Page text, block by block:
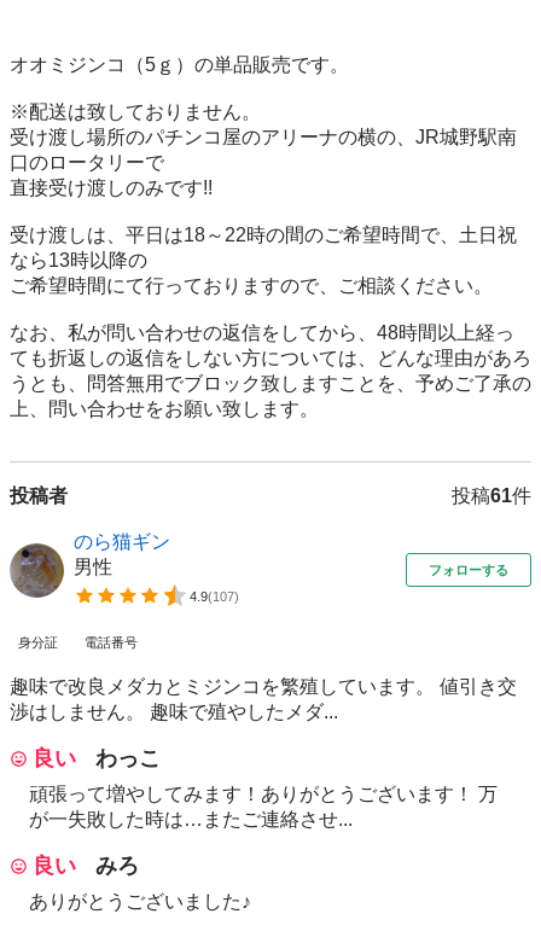
オオミジンコ（5ｇ）の単品販売です。
※配送は致しておりません。
受け渡し場所のパチンコ屋のアリーナの横の、JR城野駅南
口のロータリーで
直接受け渡しのみです!!
受け渡しは、平日は18～22時の間のご希望時間で、土日祝
なら13時以降の
ご希望時間にて行っておりますので、ご相談ください。
なお、私が問い合わせの返信をしてから、48時間以上経っ
ても折返しの返信をしない方については、どんな理由があろ
うとも、問答無用でブロック致しますことを、予めご了承の
上、問い合わせをお願い致します。
投稿者 投稿61件
のら猫ギン
男性
4.9(107)
フォローする
身分証 電話番号
趣味で改良メダカとミジンコを繁殖しています。 値引き交
渉はしません。 趣味で殖やしたメダ...
良い わっこ
頑張って増やしてみます！ありがとうございます！ 万
が一失敗した時は…またご連絡させ...
良い みろ
ありがとうございました♪